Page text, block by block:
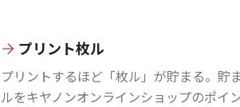
プリント枚ル
プリントするほど「枚ル」が貯まる。貯
ルをキヤノンオンラインショップのポイン